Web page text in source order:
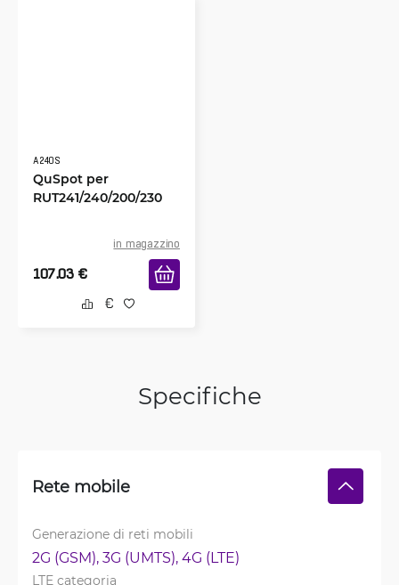
A240S
QuSpot per
RUT241/240/200/230
in magazzino
107.03 €
Specifiche
Rete mobile
Generazione di reti mobili
2G (GSM), 3G (UMTS), 4G (LTE)
LTE categoria